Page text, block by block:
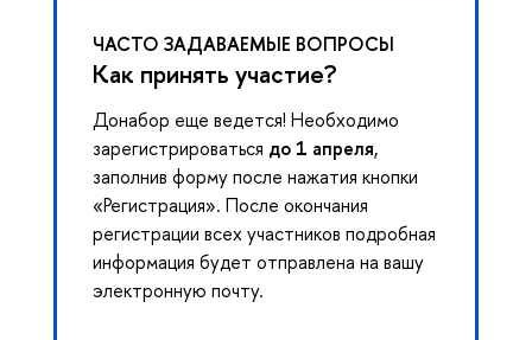
ЧАСТО ЗАДАВАЕМЫЕ ВОПРОСЫ
Как принять участие?
Донабор еще ведется! Необходимо
зарегистрироваться до 1 апреля,
заполнив форму после нажатия кнопки
«Регистрация». После окончания
регистрации всех участников подробная
информация будет отправлена на вашу
электронную почту.